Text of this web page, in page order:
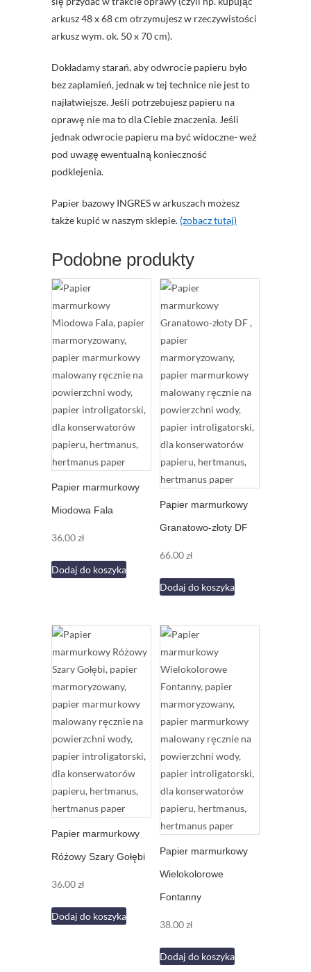
arkusz 48 x 68 cm otrzymujesz w rzeczywistości
arkusz wym. ok. 50 x 70 cm).
Dokładamy starań, aby odwrocie papieru było
bez zaplamień, jednak w tej technice nie jest to
najłatwiejsze. Jeśli potrzebujesz papieru na
oprawę nie ma to dla Ciebie znaczenia. Jeśli
jednak odwrocie papieru ma być widoczne- weź
pod uwagę ewentualną konieczność
podklejenia.
Papier bazowy INGRES w arkuszach możesz
także kupić w naszym sklepie. (zobacz tutaj)
Podobne produkty
Papier marmurkowy
Miodowa Fala
36.00zł
Dodaj do koszyka
Papier marmurkowy
Granatowo-złoty DF
66.00zł
Dodaj do koszyka
Papier marmurkowy
Różowy Szary Gołębi
36.00zł
Dodaj do koszyka
Papier marmurkowy
Wielokolorowe
Fontanny
38.00zł
Dodaj do koszyka